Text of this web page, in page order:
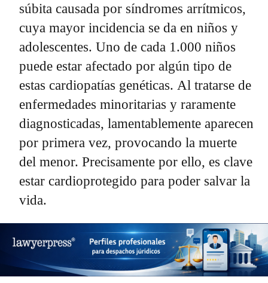
súbita causada por síndromes arrítmicos,
cuya mayor incidencia se da en niños y
adolescentes. Uno de cada 1.000 niños
puede estar afectado por algún tipo de
estas cardiopatías genéticas. Al tratarse de
enfermedades minoritarias y raramente
diagnosticadas, lamentablemente aparecen
por primera vez, provocando la muerte
del menor. Precisamente por ello, es clave
estar cardioprotegido para poder salvar la
vida.